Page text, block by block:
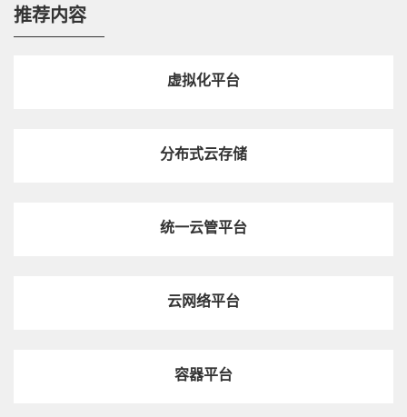
热点技术
3分钟，速读网络切片，了解5G实力网红
推荐内容
虚拟化平台
分布式云存储
统一云管平台
云网络平台
容器平台